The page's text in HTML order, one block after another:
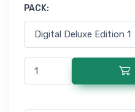
PACK: